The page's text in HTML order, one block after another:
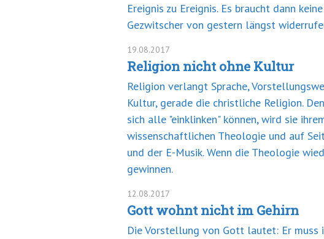
Ereignis zu Ereignis. Es braucht dann
Gezwitscher von gestern längst
19.08.2017
Religion nicht ohne Kultur
Religion verlangt Sprache,
Kultur, gerade die christliche Religion.
sich alle "einklinken" können, wird sie
wissenschaftlichen Theologie und auf
und der E-Musik. Wenn die Theologie
gewinnen.
12.08.2017
Gott wohnt nicht im Gehirn
Die Vorstellung von Gott lautet: Er muss